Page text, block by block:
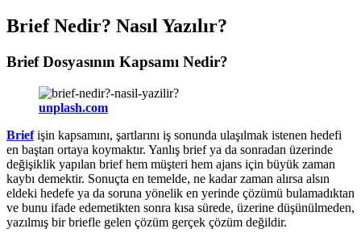
Brief Nedir? Nasıl Yazılır?
Brief Dosyasının Kapsamı Nedir?
unplash.com
Briefişin kapsamını, şartlarını iş sonunda ulaşılmak istenen hedefi
en baştan ortaya koymaktır. Yanlış brief ya da sonradan üzerinde
değişiklik yapılan brief hem müşteri hem ajans için büyük zaman
kaybı demektir. Sonuçta en temelde, ne kadar zaman alırsa alsın
eldeki hedefe ya da soruna yönelik en yerinde çözümü bulamadıktan
ve bunu ifade edemetikten sonra kısa sürede, üzerine düşünülmeden,
yazılmış bir briefle gelen çözüm gerçek çözüm değildir.